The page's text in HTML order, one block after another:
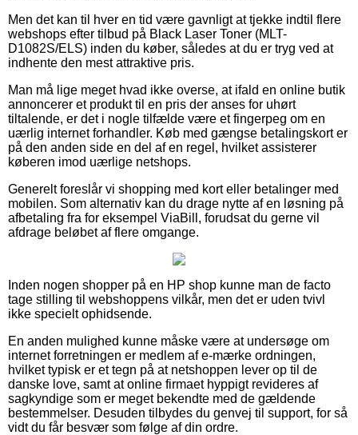
Men det kan til hver en tid være gavnligt at tjekke indtil flere
webshops efter tilbud på Black Laser Toner (MLT-
D1082S/ELS) inden du køber, således at du er tryg ved at
indhente den mest attraktive pris.
Man må lige meget hvad ikke overse, at ifald en online butik
annoncerer et produkt til en pris der anses for uhørt
tiltalende, er det i nogle tilfælde være et fingerpeg om en
uærlig internet forhandler. Køb med gængse betalingskort er
på den anden side en del af en regel, hvilket assisterer
køberen imod uærlige netshops.
Generelt foreslår vi shopping med kort eller betalinger med
mobilen. Som alternativ kan du drage nytte af en løsning på
afbetaling fra for eksempel ViaBill, forudsat du gerne vil
afdrage beløbet af flere omgange.
Inden nogen shopper på en HP shop kunne man de facto
tage stilling til webshoppens vilkår, men det er uden tvivl
ikke specielt ophidsende.
En anden mulighed kunne måske være at undersøge om
internet forretningen er medlem af e-mærke ordningen,
hvilket typisk er et tegn på at netshoppen lever op til de
danske love, samt at online firmaet hyppigt revideres af
sagkyndige som er meget bekendte med de gældende
bestemmelser. Desuden tilbydes du genvej til support, for så
vidt du får besvær som følge af din ordre.